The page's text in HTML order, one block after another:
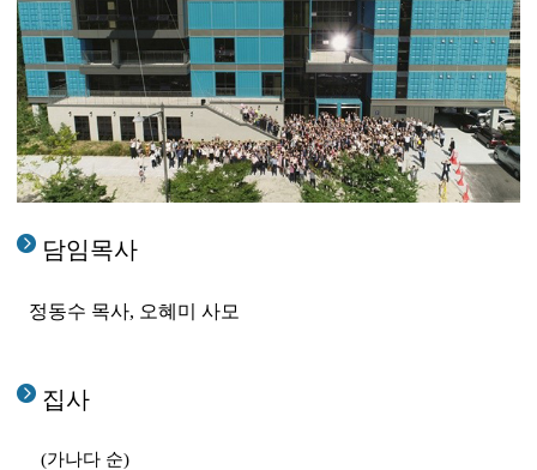
담임목사
정동수 목사, 오혜미 사모
집사
(가나다 순)